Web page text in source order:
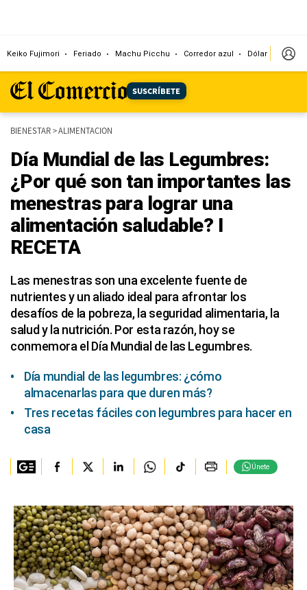
SUSCRÍBETE
Keiko Fujimori Feriado Machu Picchu Corredor azul Dólar
BIENESTAR>ALIMENTACION
Día Mundial de las Legumbres:
¿Por qué son tan importantes las
menestras para lograr una
alimentación saludable? I
RECETA
Las menestras son una excelente fuente de
nutrientes y un aliado ideal para afrontar los
desafíos de la pobreza, la seguridad alimentaria, la
salud y la nutrición. Por esta razón, hoy se
conmemora el Día Mundial de las Legumbres.
Día mundial de las legumbres: ¿cómo
almacenarlas para que duren más?
Tres recetas fáciles con legumbres para hacer en
casa
Únete